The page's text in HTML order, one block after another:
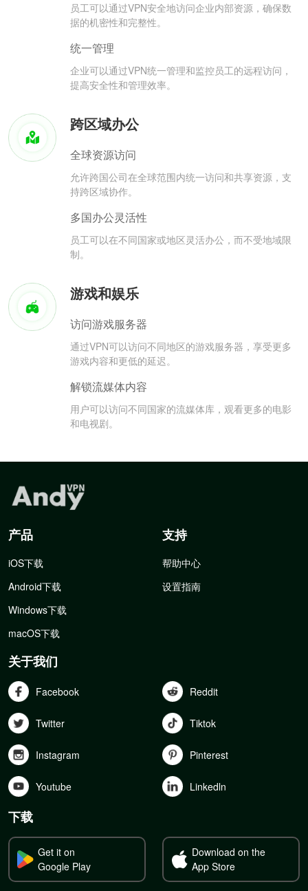
员工可以通过VPN安全地访问企业内部资源，确保数
据的机密性和完整性。
统一管理
企业可以通过VPN统一管理和监控员工的远程访问，
提高安全性和管理效率。
跨区域办公
全球资源访问
允许跨国公司在全球范围内统一访问和共享资源，支
持跨区域协作。
多国办公灵活性
员工可以在不同国家或地区灵活办公，而不受地域限
制。
游戏和娱乐
访问游戏服务器
通过VPN可以访问不同地区的游戏服务器，享受更多
游戏内容和更低的延迟。
解锁流媒体内容
用户可以访问不同国家的流媒体库，观看更多的电影
和电视剧。
产品
iOS下载
Android下载
Windows下载
macOS下载
支持
帮助中心
设置指南
关于我们
Facebook Reddit
Twitter Tiktok
Instagram Pinterest
Youtube Linkedln
下载
Get it on
Google Play
Download on the
App Store